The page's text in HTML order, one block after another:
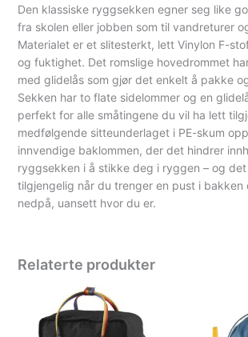
Den klassiske ryggsekken egner seg like
fra skolen eller jobben som til vandreturer
Materialet er et slitesterkt, lett Vinylon F-
og fuktighet. Det romslige hovedrommet
med glidelås som gjør det enkelt å pakke
Sekken har to flate sidelommer og en
perfekt for alle småtingene du vil ha lett
medfølgende sitteunderlaget i PE-skum
innvendige baklommen, der det hindrer
ryggsekken i å stikke deg i ryggen – og
tilgjengelig når du trenger en pust i bakken
nedpå, uansett hvor du er.
Relaterte produkter